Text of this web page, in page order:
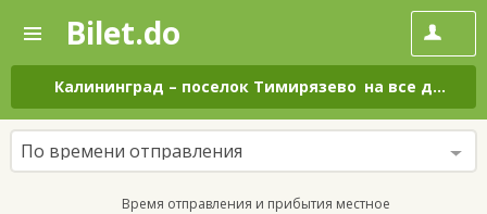
—
Поиск
и
покупка
билетов
на
автобус
онлайн
Bilet.do
Калининград – поселок Тимирязево на все дни
По времени отправления
Время отправления и прибытия местное